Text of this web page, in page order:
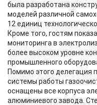
была разработана
моделей различной
12 единиц
Кроме того, гостям
мониторинга в
более высоком уровне
промышленного
Помимо этого делегация
системы работы
оснащены все корпуса
алюминиевого завода.